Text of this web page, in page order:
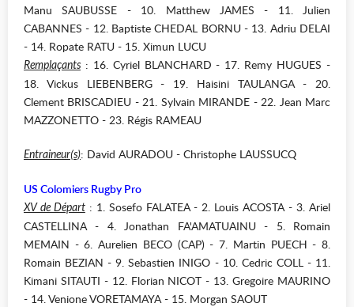
Manu SAUBUSSE - 10. Matthew JAMES - 11. Julien
CABANNES - 12. Baptiste CHEDAL BORNU - 13. Adriu DELAI
- 14. Ropate RATU - 15. Ximun LUCU
Remplaçants : 16. Cyriel BLANCHARD - 17. Remy HUGUES -
18. Vickus LIEBENBERG - 19. Haisini TAULANGA - 20.
Clement BRISCADIEU - 21. Sylvain MIRANDE - 22. Jean Marc
MAZZONETTO - 23. Régis RAMEAU
Entraineur(s): David AURADOU - Christophe LAUSSUCQ
US Colomiers Rugby Pro
XV de Départ: 1. Sosefo FALATEA - 2. Louis ACOSTA - 3. Ariel
CASTELLINA - 4. Jonathan FA'AMATUAINU - 5. Romain
MEMAIN - 6. Aurelien BECO (CAP) - 7. Martin PUECH - 8.
Romain BEZIAN - 9. Sebastien INIGO - 10. Cedric COLL - 11.
Kimani SITAUTI - 12. Florian NICOT - 13. Gregoire MAURINO
- 14. Venione VORETAMAYA - 15. Morgan SAOUT